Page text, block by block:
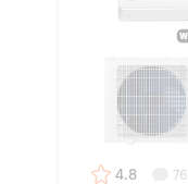
4.8 76